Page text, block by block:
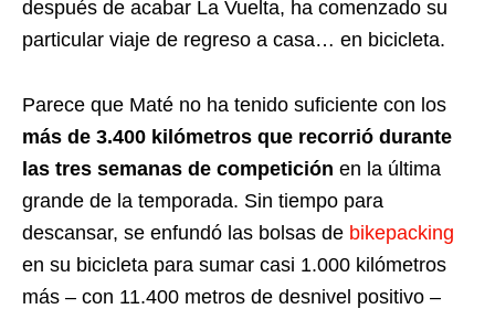
después de acabar La Vuelta, ha comenzado su
particular viaje de regreso a casa… en bicicleta.
Parece que Maté no ha tenido suficiente con los
más de 3.400 kilómetros que recorrió durante
las tres semanas de competición en la última
grande de la temporada. Sin tiempo para
descansar, se enfundó las bolsas de bikepacking
en su bicicleta para sumar casi 1.000 kilómetros
más – con 11.400 metros de desnivel positivo –